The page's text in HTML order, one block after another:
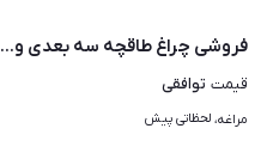
فروشی چراغ طاقچه سه بعدی و...
قیمت توافقی
مراغه، لحظاتی پیش